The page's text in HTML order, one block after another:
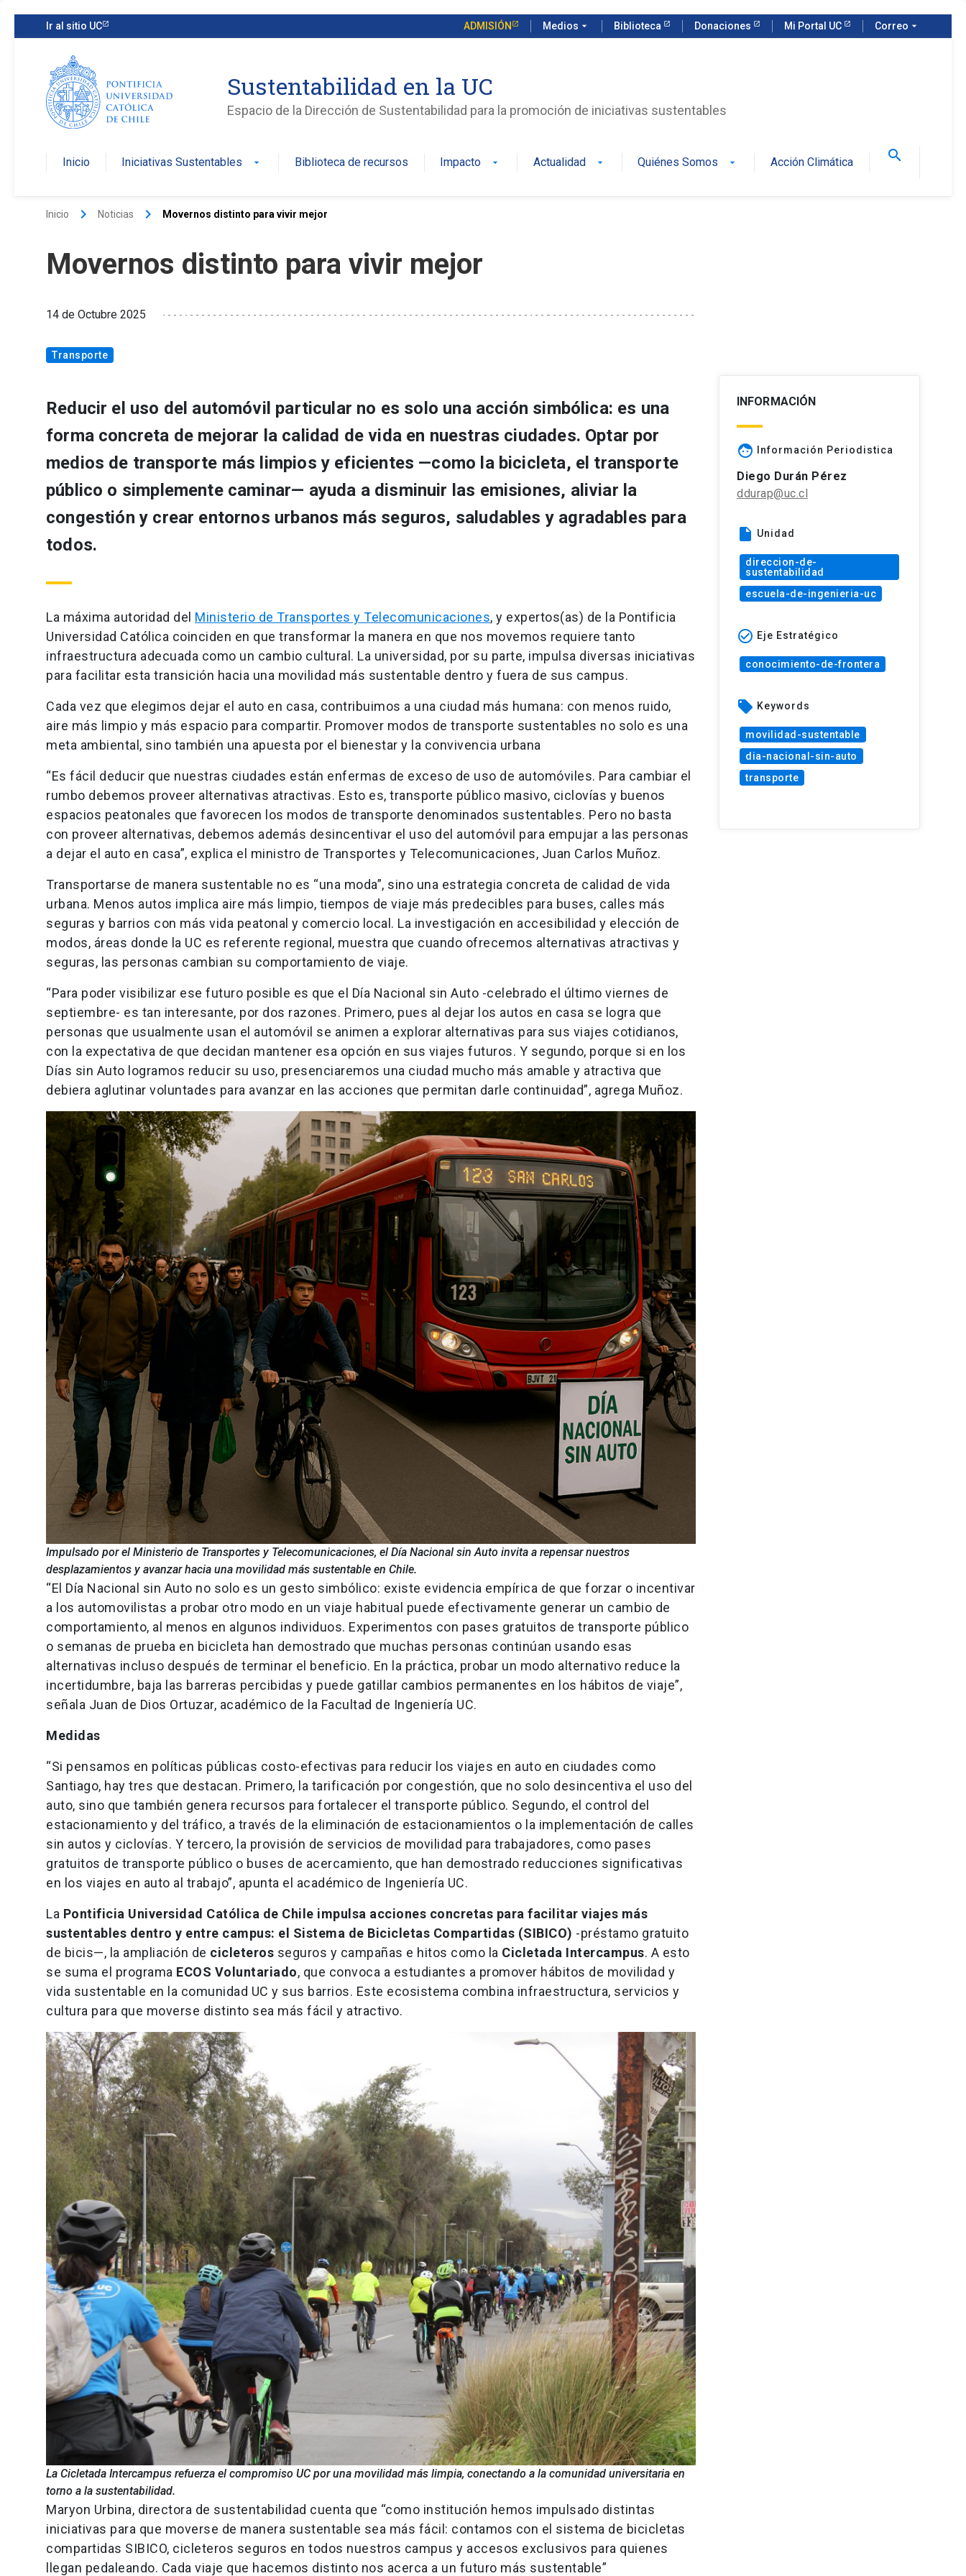
Ir al sitio UC ADMISIÓN Medios arrow_drop_down Biblioteca Donaciones Mi Portal UC Correo arrow_drop_down
Sustentabilidad en la UC
Espacio de la Dirección de Sustentabilidad para la promoción de iniciativas sustentables
Inicio Iniciativas Sustentables arrow_drop_down Biblioteca de recursos Impacto arrow_drop_down Actualidad arrow_drop_down Quiénes Somos arrow_drop_down Acción Climática search
Inicio keyboard_arrow_right Noticias keyboard_arrow_right Movernos distinto para vivir mejor
Movernos distinto para vivir mejor
14 de Octubre 2025
Transporte
Reducir el uso del automóvil particular no es solo una acción simbólica: es una
forma concreta de mejorar la calidad de vida en nuestras ciudades. Optar por
medios de transporte más limpios y eficientes —como la bicicleta, el transporte
público o simplemente caminar— ayuda a disminuir las emisiones, aliviar la
congestión y crear entornos urbanos más seguros, saludables y agradables para
todos.
La máxima autoridad del Ministerio de Transportes y Telecomunicaciones, y expertos(as) de la Pontificia
Universidad Católica coinciden en que transformar la manera en que nos movemos requiere tanto
infraestructura adecuada como un cambio cultural. La universidad, por su parte, impulsa diversas iniciativas
para facilitar esta transición hacia una movilidad más sustentable dentro y fuera de sus campus.
Cada vez que elegimos dejar el auto en casa, contribuimos a una ciudad más humana: con menos ruido,
aire más limpio y más espacio para compartir. Promover modos de transporte sustentables no solo es una
meta ambiental, sino también una apuesta por el bienestar y la convivencia urbana
“Es fácil deducir que nuestras ciudades están enfermas de exceso de uso de automóviles. Para cambiar el
rumbo debemos proveer alternativas atractivas. Esto es, transporte público masivo, ciclovías y buenos
espacios peatonales que favorecen los modos de transporte denominados sustentables. Pero no basta
con proveer alternativas, debemos además desincentivar el uso del automóvil para empujar a las personas
a dejar el auto en casa”, explica el ministro de Transportes y Telecomunicaciones, Juan Carlos Muñoz.
Transportarse de manera sustentable no es “una moda”, sino una estrategia concreta de calidad de vida
urbana. Menos autos implica aire más limpio, tiempos de viaje más predecibles para buses, calles más
seguras y barrios con más vida peatonal y comercio local. La investigación en accesibilidad y elección de
modos, áreas donde la UC es referente regional, muestra que cuando ofrecemos alternativas atractivas y
seguras, las personas cambian su comportamiento de viaje.
“Para poder visibilizar ese futuro posible es que el Día Nacional sin Auto -celebrado el último viernes de
septiembre- es tan interesante, por dos razones. Primero, pues al dejar los autos en casa se logra que
personas que usualmente usan el automóvil se animen a explorar alternativas para sus viajes cotidianos,
con la expectativa de que decidan mantener esa opción en sus viajes futuros. Y segundo, porque si en los
Días sin Auto logramos reducir su uso, presenciaremos una ciudad mucho más amable y atractiva que
debiera aglutinar voluntades para avanzar en las acciones que permitan darle continuidad”, agrega Muñoz.
Impulsado por el Ministerio de Transportes y Telecomunicaciones, el Día Nacional sin Auto invita a repensar nuestros
desplazamientos y avanzar hacia una movilidad más sustentable en Chile.
“El Día Nacional sin Auto no solo es un gesto simbólico: existe evidencia empírica de que forzar o incentivar
a los automovilistas a probar otro modo en un viaje habitual puede efectivamente generar un cambio de
comportamiento, al menos en algunos individuos. Experimentos con pases gratuitos de transporte público
o semanas de prueba en bicicleta han demostrado que muchas personas continúan usando esas
alternativas incluso después de terminar el beneficio. En la práctica, probar un modo alternativo reduce la
incertidumbre, baja las barreras percibidas y puede gatillar cambios permanentes en los hábitos de viaje”,
señala Juan de Dios Ortuzar, académico de la Facultad de Ingeniería UC.
Medidas
“Si pensamos en políticas públicas costo-efectivas para reducir los viajes en auto en ciudades como
Santiago, hay tres que destacan. Primero, la tarificación por congestión, que no solo desincentiva el uso del
auto, sino que también genera recursos para fortalecer el transporte público. Segundo, el control del
estacionamiento y del tráfico, a través de la eliminación de estacionamientos o la implementación de calles
sin autos y ciclovías. Y tercero, la provisión de servicios de movilidad para trabajadores, como pases
gratuitos de transporte público o buses de acercamiento, que han demostrado reducciones significativas
en los viajes en auto al trabajo”, apunta el académico de Ingeniería UC.
La Pontificia Universidad Católica de Chile impulsa acciones concretas para facilitar viajes más
sustentables dentro y entre campus: el Sistema de Bicicletas Compartidas (SIBICO) -préstamo gratuito
de bicis—, la ampliación de cicleteros seguros y campañas e hitos como la Cicletada Intercampus. A esto
se suma el programa ECOS Voluntariado, que convoca a estudiantes a promover hábitos de movilidad y
vida sustentable en la comunidad UC y sus barrios. Este ecosistema combina infraestructura, servicios y
cultura para que moverse distinto sea más fácil y atractivo.
La Cicletada Intercampus refuerza el compromiso UC por una movilidad más limpia, conectando a la comunidad universitaria en
torno a la sustentabilidad.
Maryon Urbina, directora de sustentabilidad cuenta que “como institución hemos impulsado distintas
iniciativas para que moverse de manera sustentable sea más fácil: contamos con el sistema de bicicletas
compartidas SIBICO, cicleteros seguros en todos nuestros campus y accesos exclusivos para quienes
llegan pedaleando. Cada viaje que hacemos distinto nos acerca a un futuro más sustentable”
INFORMACIÓN
face Información Periodistica
Diego Durán Pérez
ddurap@uc.cl
insert_drive_file Unidad
direccion-de-
sustentabilidad
escuela-de-ingenieria-uc
check_circle_outline Eje Estratégico
conocimiento-de-frontera
local_offer Keywords
movilidad-sustentable
dia-nacional-sin-auto
transporte